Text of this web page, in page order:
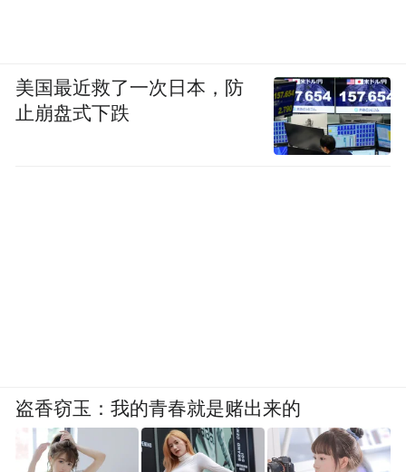
美国最近救了一次日本，防
止崩盘式下跌
盗香窃玉：我的青春就是赌出来的